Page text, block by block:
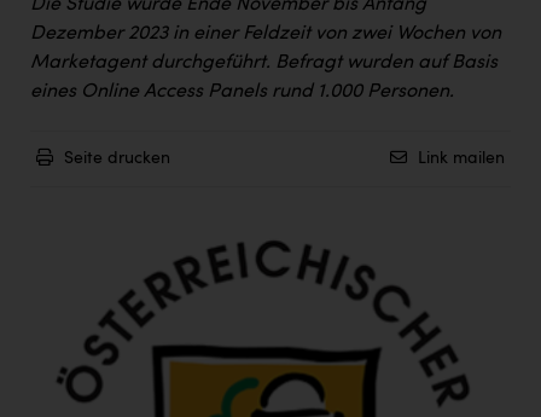
Die Studie wurde Ende November bis Anfang
Dezember 2023 in einer Feldzeit von zwei Wochen von
Marketagent durchgeführt. Befragt wurden auf Basis
eines Online Access Panels rund 1.000 Personen.
Seite drucken Link mailen